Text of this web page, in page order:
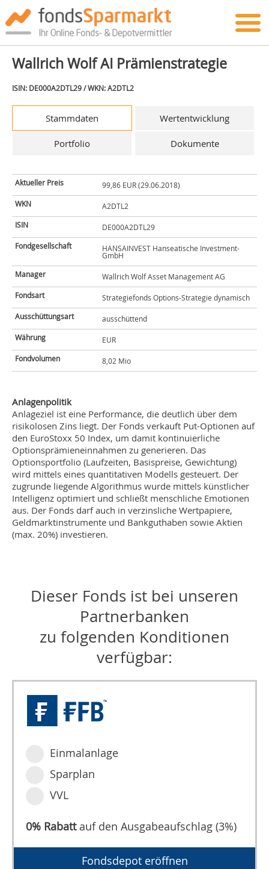
Wallrich Wolf AI Prämienstrategie
ISIN: DE000A2DTL29 / WKN: A2DTL2
Stammdaten Wertentwicklung
Portfolio Dokumente
Aktueller Preis
99,86 EUR (29.06.2018)
WKN
A2DTL2
ISIN
DE000A2DTL29
Fondgesellschaft
HANSAINVEST Hanseatische Investment-
GmbH
Manager
Wallrich Wolf Asset Management AG
Fondsart
Strategiefonds Options-Strategie dynamisch
Ausschüttungsart
ausschüttend
Währung
EUR
Fondvolumen
8,02 Mio
Anlagenpolitik
Anlageziel ist eine Performance, die deutlich über dem
risikolosen Zins liegt. Der Fonds verkauft Put-Optionen auf
den EuroStoxx 50 Index, um damit kontinuierliche
Optionsprämieneinnahmen zu generieren. Das
Optionsportfolio (Laufzeiten, Basispreise, Gewichtung)
wird mittels eines quantitativen Modells gesteuert. Der
zugrunde liegende Algorithmus wurde mittels künstlicher
Intelligenz optimiert und schließt menschliche Emotionen
aus. Der Fonds darf auch in verzinsliche Wertpapiere,
Geldmarktinstrumente und Bankguthaben sowie Aktien
(max. 20%) investieren.
Dieser Fonds ist bei unseren
Partnerbanken
zu folgenden Konditionen
verfügbar:
Einmalanlage
Sparplan
VVL
0% Rabattauf den Ausgabeaufschlag (3%)
Fondsdepot eröffnen